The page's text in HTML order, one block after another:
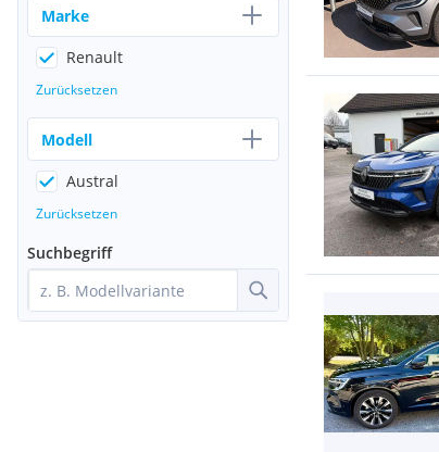
Marke
Renault
Zurücksetzen
Modell
Austral
Zurücksetzen
Suchbegriff